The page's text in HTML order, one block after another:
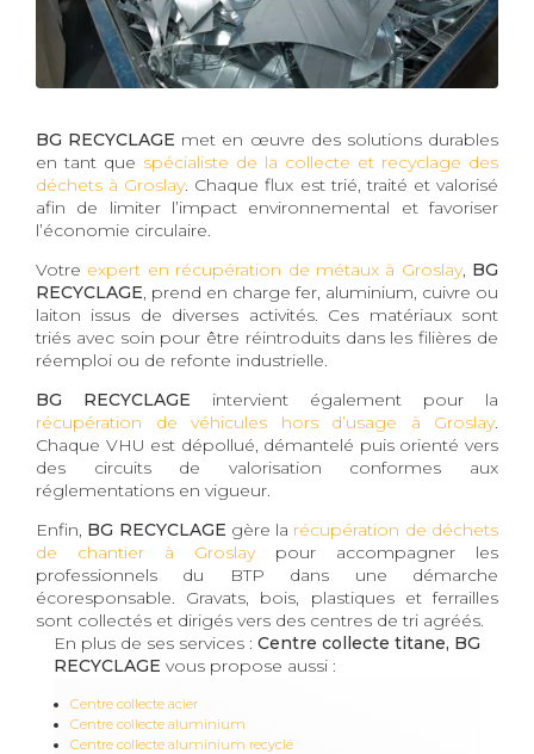
BG RECYCLAGE met en œuvre des solutions durables
en tant que spécialiste de la collecte et recyclage des
déchets à Groslay. Chaque flux est trié, traité et valorisé
afin de limiter l’impact environnemental et favoriser
l’économie circulaire.
Votre expert en récupération de métaux à Groslay, BG
RECYCLAGE, prend en charge fer, aluminium, cuivre ou
laiton issus de diverses activités. Ces matériaux sont
triés avec soin pour être réintroduits dans les filières de
réemploi ou de refonte industrielle.
BG RECYCLAGE intervient également pour la
récupération de véhicules hors d’usage à Groslay.
Chaque VHU est dépollué, démantelé puis orienté vers
des circuits de valorisation conformes aux
réglementations en vigueur.
Enfin, BG RECYCLAGE gère la récupération de déchets
de chantier à Groslaypour accompagner les
professionnels du BTP dans une démarche
écoresponsable. Gravats, bois, plastiques et ferrailles
sont collectés et dirigés vers des centres de tri agréés.
En plus de ses services : Centre collecte titane, BG
RECYCLAGE vous propose aussi :
Centre collecte acier
Centre collecte aluminium
Centre collecte aluminium recyclé